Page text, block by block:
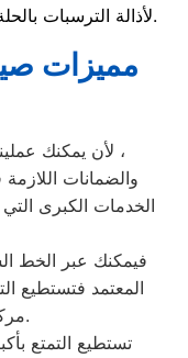
لأذالة الترسبات بالحلة الخارجية والداخلية بالغسالة.
مميزات
لأن يمكنك عملينا العزيز الحصول علي جميع الخدمات ،
والضمانات اللازمة
الخدمات الكبرى
فيمكنك عبر الخط
المعتمد فتستطيع
مركز صيانة توشيبا المعتمد.
تستطيع التمتع